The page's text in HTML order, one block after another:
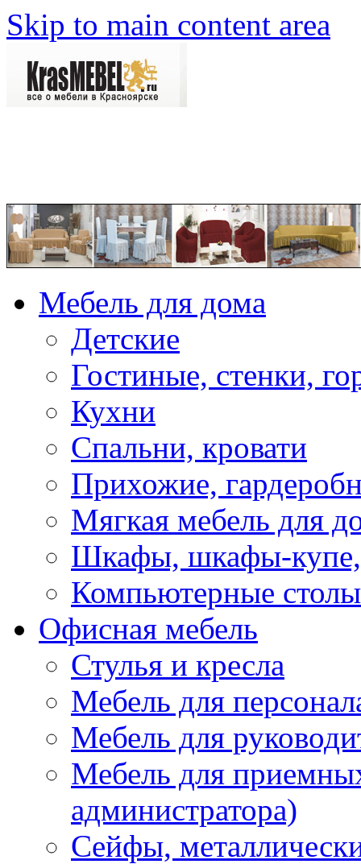
Skip to main content area
Мебель для дома
Детские
Гостиные, стенки,
Кухни
Спальни, кровати
Прихожие,
Мягкая мебель для
Шкафы, шкафы-купе,
Компьютерные столы
Офисная мебель
Стулья и кресла
Мебель для
Мебель для
Мебель для
администратора)
Сейфы,